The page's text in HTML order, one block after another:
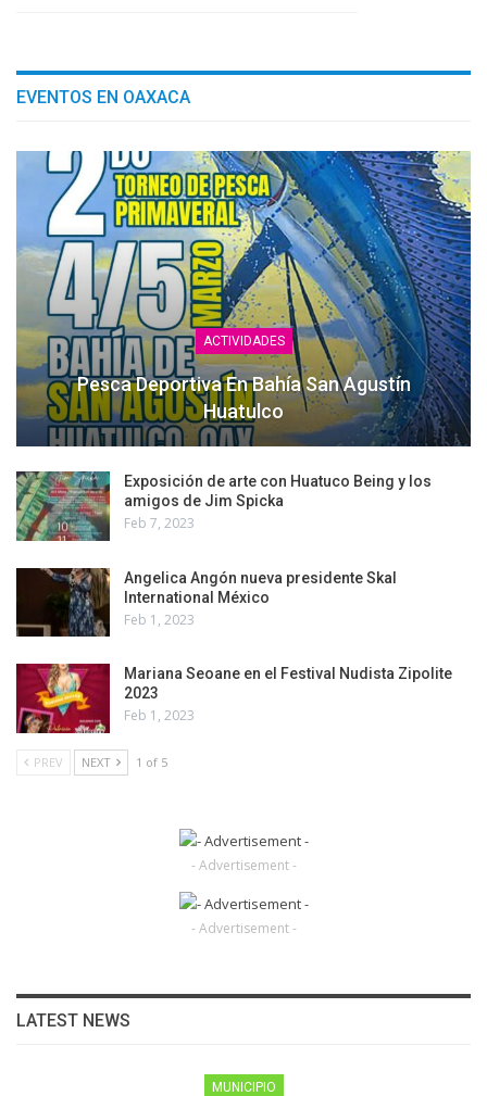
EVENTOS EN OAXACA
ACTIVIDADES
Pesca Deportiva En Bahía San Agustín
Huatulco
Exposición de arte con Huatuco Being y los
amigos de Jim Spicka
Feb 7, 2023
Angelica Angón nueva presidente Skal
International México
Feb 1, 2023
Mariana Seoane en el Festival Nudista Zipolite
2023
Feb 1, 2023
PREV NEXT 1 of 5
- Advertisement -
- Advertisement -
LATEST NEWS
MUNICIPIO